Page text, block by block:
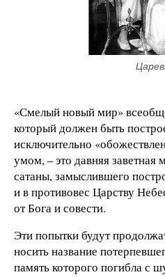
«Смелый новый мир»
который должен быть
исключительно
умом, – это давняя заветная
сатаны, замыслившего
и в противовес Царству
от Бога и совести.
Эти попытки будут
носить название
память которого погибла с